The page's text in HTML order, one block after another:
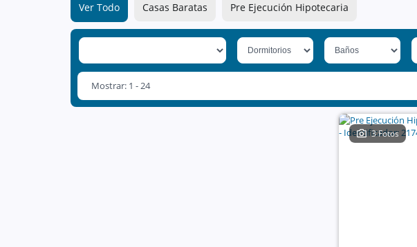
Ver Todo Casas Baratas Pre Ejecución Hipotecaria
Mostrar: 1 - 24
3 Fotos